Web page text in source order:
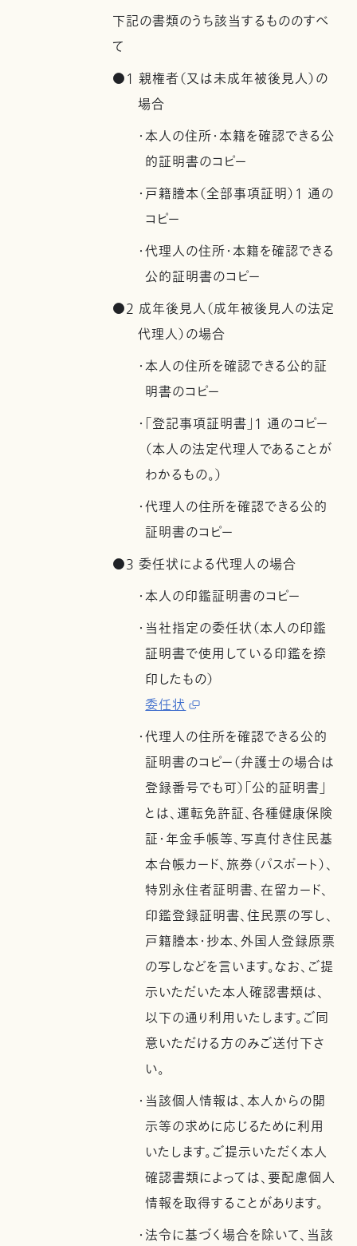
下記の書類のうち該当するもののすべ
て
●1 親権者（又は未成年被後見人）の
場合
・本人の住所・本籍を確認できる公
的証明書のコピー
・戸籍謄本（全部事項証明）1 通の
コピー
・代理人の住所・本籍を確認できる
公的証明書のコピー
●2 成年後見人（成年被後見人の法定
代理人）の場合
・本人の住所を確認できる公的証
明書のコピー
・「登記事項証明書」1 通のコピー
（本人の法定代理人であることが
わかるもの。）
・代理人の住所を確認できる公的
証明書のコピー
●3 委任状による代理人の場合
・本人の印鑑証明書のコピー
・当社指定の委任状（本人の印鑑
証明書で使用している印鑑を捺
印したもの）
委任状
・代理人の住所を確認できる公的
証明書のコピー（弁護士の場合は
登録番号でも可）「公的証明書」
とは、運転免許証、各種健康保険
証・年金手帳等、写真付き住民基
本台帳カード、旅券（パスポート）、
特別永住者証明書、在留カード、
印鑑登録証明書、住民票の写し、
戸籍謄本・抄本、外国人登録原票
の写しなどを言います。なお、ご提
示いただいた本人確認書類は、
以下の通り利用いたします。ご同
意いただける方のみご送付下さ
い。
・当該個人情報は、本人からの開
示等の求めに応じるために利用
いたします。ご提示いただく本人
確認書類によっては、要配慮個人
情報を取得することがあります。
・法令に基づく場合を除いて、当該